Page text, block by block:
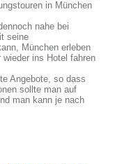
in München
nahe bei
seine
München erleben
wieder ins Hotel fahren
Angebote, so dass
sollte man auf
man kann je nach